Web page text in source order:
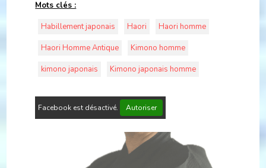
Mots clés :
Habillement japonais
Haori
Haori homme
Haori Homme Antique
Kimono homme
kimono japonais
Kimono japonais homme
Facebook est désactivé. Autoriser